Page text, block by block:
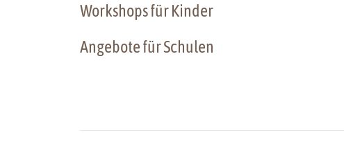
Workshops für Kinder
Angebote für Schulen